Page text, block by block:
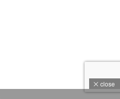
close